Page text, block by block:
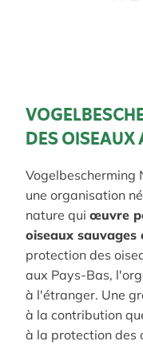
DES
Vogelbescherming
une organisation
nature qui œuvre
oiseaux
protection des
aux Pays-Bas,
à l'étranger. Une
à la contribution
à la protection des